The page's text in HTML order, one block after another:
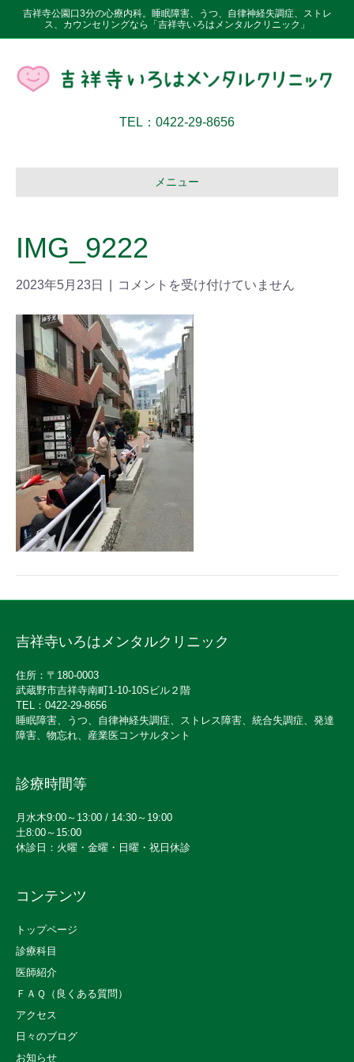
吉祥寺公園口3分の心療内科。睡眠障害、うつ、自律神経失調症、ストレ
ス、カウンセリングなら「吉祥寺いろはメンタルクリニック」
TEL：0422-29-8656
メニュー
IMG_9222
2023年5月23日 コメントを受け付けていません
吉祥寺いろはメンタルクリニック
住所：〒180-0003
武蔵野市吉祥寺南町1-10-10Sビル２階
TEL：0422-29-8656
睡眠障害、うつ、自律神経失調症、ストレス障害、統合失調症、発達
障害、物忘れ、産業医コンサルタント
診療時間等
月水木9:00～13:00 / 14:30～19:00
土8:00～15:00
休診日：火曜・金曜・日曜・祝日休診
コンテンツ
トップページ
診療科目
医師紹介
ＦＡＱ（良くある質問）
アクセス
日々のブログ
お知らせ